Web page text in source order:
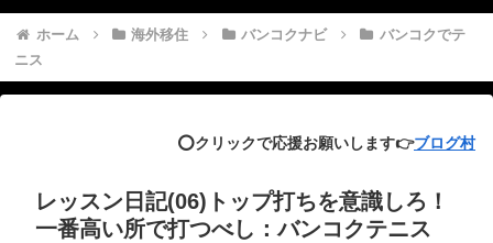
ホーム 海外移住 バンコクナビ
バンコクでテ
ニス
⭕️クリックで応援お願いします👉ブログ村
レッスン日記(06)トップ打ちを意識しろ！
一番高い所で打つべし：バンコクテニス